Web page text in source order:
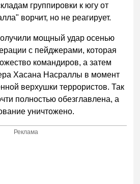
группировки к югу от
ворчит, но не реагирует.
мощный удар осенью
с пейджерами, которая
командиров, а затем
Хасана Насраллы в момент
верхушки террористов. Так
полностью обезглавлена, а
уничтожено.
Реклама